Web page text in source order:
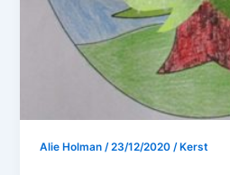
Alie Holman/23/12/2020/ Kerst